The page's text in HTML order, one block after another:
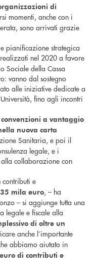
di
momenti, anche con i
sono arrivati grazie
pianificazione strategica
nel 2020 a favore
Sociale della Cassa
vanno dal sostegno
alle iniziative dedicate a
fino agli incontri
convenzioni a vantaggio
nuova carta
Sanitaria, e poi il
legale, e i
collaborazione con
contributi e
mila euro, – ha
– si aggiunge tutta una
legale e fiscale alla
di oltre un
anche l’importante
abbiamo aiutato in
di contributi e